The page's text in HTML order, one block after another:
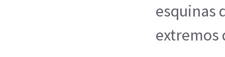
esquinas
extremos